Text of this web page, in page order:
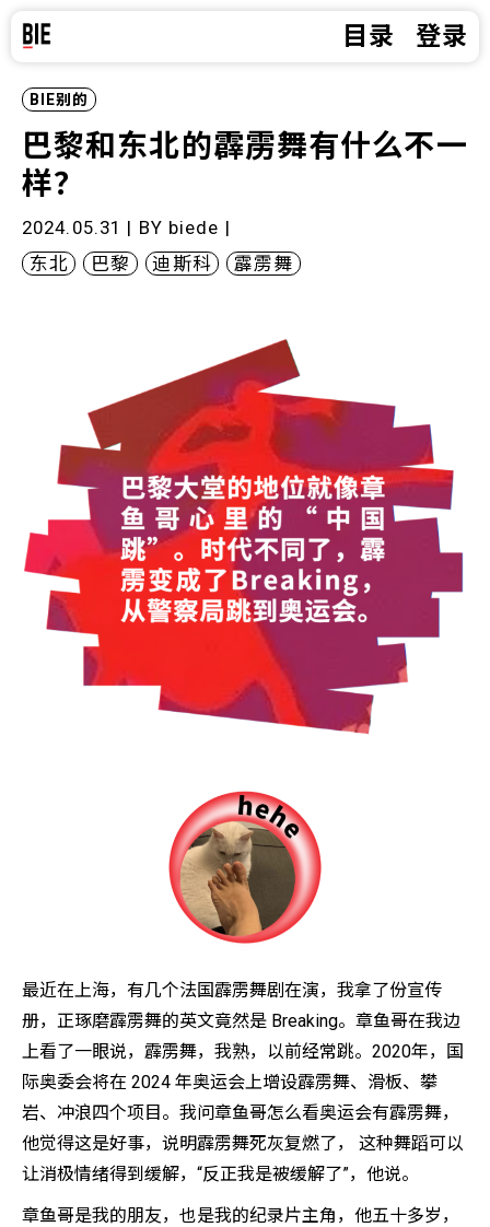
目录 登录
BIE别的
巴黎和东北的霹雳舞有什么不一
样？
2024.05.31 | BY biede |
东北
巴黎 迪斯科 霹雳舞
最近在上海，有几个法国霹雳舞剧在演，我拿了份宣传
册，正琢磨霹雳舞的英文竟然是 Breaking。章鱼哥在我边
上看了一眼说，霹雳舞，我熟，以前经常跳。2020年，国
际奥委会将在 2024 年奥运会上增设霹雳舞、滑板、攀
岩、冲浪四个项目。我问章鱼哥怎么看奥运会有霹雳舞，
他觉得这是好事，说明霹雳舞死灰复燃了， 这种舞蹈可以
让消极情绪得到缓解，“反正我是被缓解了”，他说。
章鱼哥是我的朋友，也是我的纪录片主角，他五十多岁，